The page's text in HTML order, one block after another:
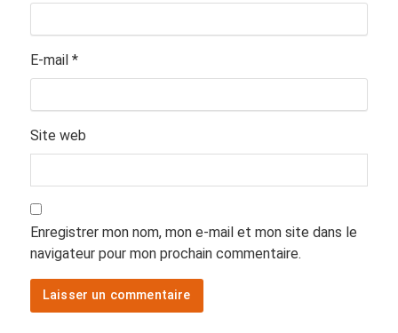
E-mail *
Site web
Enregistrer mon nom, mon e-mail et mon site dans le
navigateur pour mon prochain commentaire.